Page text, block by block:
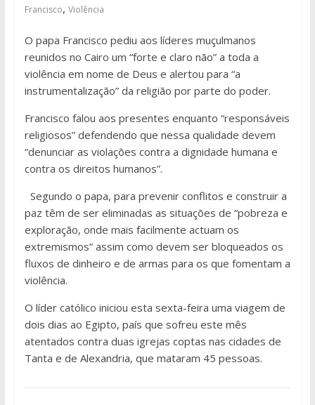
Francisco, Violência
O papa Francisco pediu aos líderes muçulmanos
reunidos no Cairo um “forte e claro não” a toda a
violência em nome de Deus e alertou para “a
instrumentalização” da religião por parte do poder.
Francisco falou aos presentes enquanto “responsáveis
religiosos” defendendo que nessa qualidade devem
“denunciar as violações contra a dignidade humana e
contra os direitos humanos”.
Segundo o papa, para prevenir conflitos e construir a
paz têm de ser eliminadas as situações de “pobreza e
exploração, onde mais facilmente actuam os
extremismos” assim como devem ser bloqueados os
fluxos de dinheiro e de armas para os que fomentam a
violência.
O líder católico iniciou esta sexta-feira uma viagem de
dois dias ao Egipto, país que sofreu este mês
atentados contra duas igrejas coptas nas cidades de
Tanta e de Alexandria, que mataram 45 pessoas.